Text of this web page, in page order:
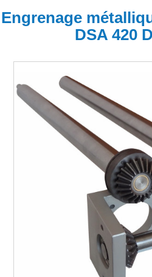
Engrenage
DSA 420